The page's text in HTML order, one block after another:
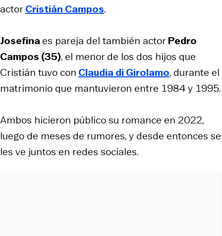
actorCristián Campos.
Josefinaes pareja del también actorPedro
Campos (35), el menor de los dos hijos que
Cristián tuvo con Claudia di Girolamo, durante el
matrimonio que mantuvieron entre 1984 y 1995.
Ambos hicieron público su romance en 2022,
luego de meses de rumores, y desde entonces se
les ve juntos en redes sociales.